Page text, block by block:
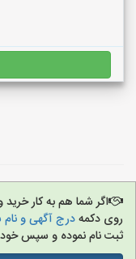
اگر شما هم به کار
روی دکمهدرج آگهی و
ثبت نام نموده و سپس